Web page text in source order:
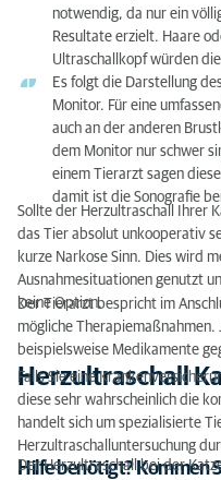
notwendig, da nur ein
Resultate erzielt. Haare
Ultraschallkopf würden
Es folgt die Darstellung
Monitor. Für eine
auch an der anderen
dem Monitor nur schwer
einem Tierarzt sagen
damit ist die Sonografie
Sollte der Herzultraschall Ihrer
das Tier absolut unkooperativ
kurze Narkose Sinn. Dies wird
Ausnahmesituationen genutzt
keine Option.
Der Tierarzt bespricht im
mögliche Therapiemaßnahmen.
beispielsweise Medikamente
Herzultraschall
Falls Sie eine
diese sehr wahrscheinlich die
handelt sich um spezialisierte
Herzultraschalluntersuchung
Hilfe benötigt? Kommen
Der Herzultraschall bei der